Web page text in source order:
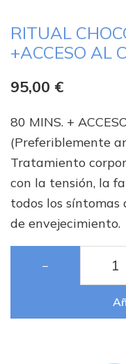
RITUAL
+ACCESO AL
95,00 €
80 MINS. +
(Preferiblemente
Tratamiento
con la tensión, la
todos los síntomas
de envejecimiento.
−